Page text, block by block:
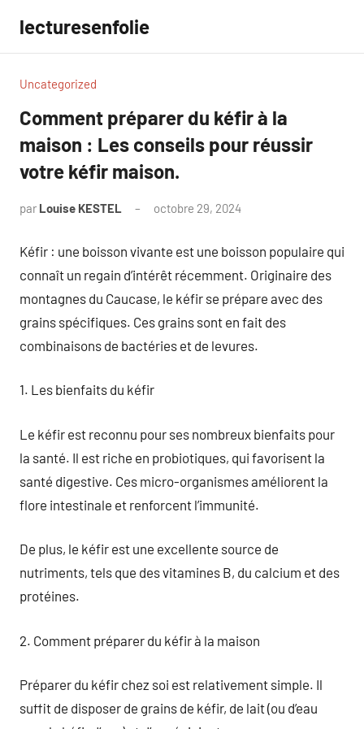
contenu
lecturesenfolie
Uncategorized
Comment préparer du kéfir à la
maison : Les conseils pour réussir
votre kéfir maison.
par Louise KESTEL octobre 29, 2024
Kéfir : une boisson vivante est une boisson populaire qui
connaît un regain d’intérêt récemment. Originaire des
montagnes du Caucase, le kéfir se prépare avec des
grains spécifiques. Ces grains sont en fait des
combinaisons de bactéries et de levures.
1. Les bienfaits du kéfir
Le kéfir est reconnu pour ses nombreux bienfaits pour
la santé. Il est riche en probiotiques, qui favorisent la
santé digestive. Ces micro-organismes améliorent la
flore intestinale et renforcent l’immunité.
De plus, le kéfir est une excellente source de
nutriments, tels que des vitamines B, du calcium et des
protéines.
2. Comment préparer du kéfir à la maison
Préparer du kéfir chez soi est relativement simple. Il
suffit de disposer de grains de kéfir, de lait (ou d’eau